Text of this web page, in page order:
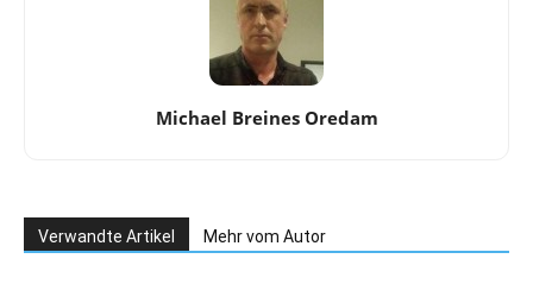
Michael Breines Oredam
Verwandte Artikel Mehr vom Autor